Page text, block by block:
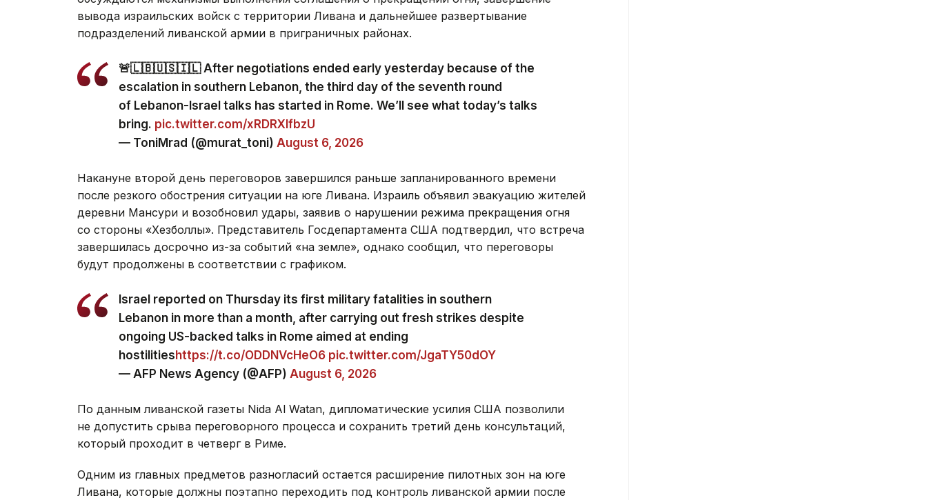
вывода израильских войск с территории Ливана и дальнейшее развертывание
подразделений ливанской армии в приграничных районах.
🚨🇱🇧🇺🇸🇮🇱 After negotiations ended early yesterday because of the
escalation in southern Lebanon, the third day of the seventh round
of Lebanon-Israel talks has started in Rome. We’ll see what today’s talks
bring. pic.twitter.com/xRDRXlfbzU
— ToniMrad (@murat_toni) August 6, 2026
Накануне второй день переговоров завершился раньше запланированного времени
после резкого обострения ситуации на юге Ливана. Израиль объявил эвакуацию жителей
деревни Мансури и возобновил удары, заявив о нарушении режима прекращения огня
со стороны «Хезболлы». Представитель Госдепартамента США подтвердил, что встреча
завершилась досрочно из-за событий «на земле», однако сообщил, что переговоры
будут продолжены в соответствии с графиком.
Israel reported on Thursday its first military fatalities in southern
Lebanon in more than a month, after carrying out fresh strikes despite
ongoing US-backed talks in Rome aimed at ending
hostilities https://t.co/ODDNVcHeO6 pic.twitter.com/JgaTY50dOY
— AFP News Agency (@AFP) August 6, 2026
По данным ливанской газеты Nida Al Watan, дипломатические усилия США позволили
не допустить срыва переговорного процесса и сохранить третий день консультаций,
который проходит в четверг в Риме.
Одним из главных предметов разногласий остается расширение пилотных зон на юге
Ливана, которые должны поэтапно переходить под контроль ливанской армии после